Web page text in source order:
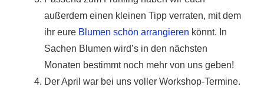
außerdem einen kleinen Tipp verraten, mit dem
ihr eure Blumen schön arrangieren könnt. In
Sachen Blumen wird’s in den nächsten
Monaten bestimmt noch mehr von uns geben!
Der April war bei uns voller Workshop-Termine.